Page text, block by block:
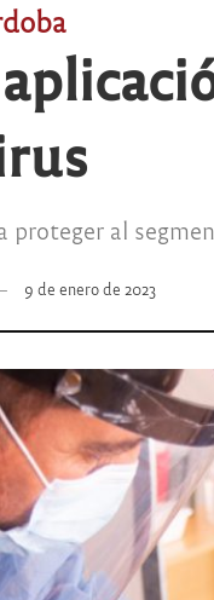
proteger al
9 de enero de 2023